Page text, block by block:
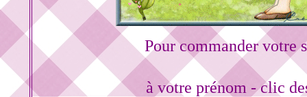
Pour commander votre
à votre prénom - clic